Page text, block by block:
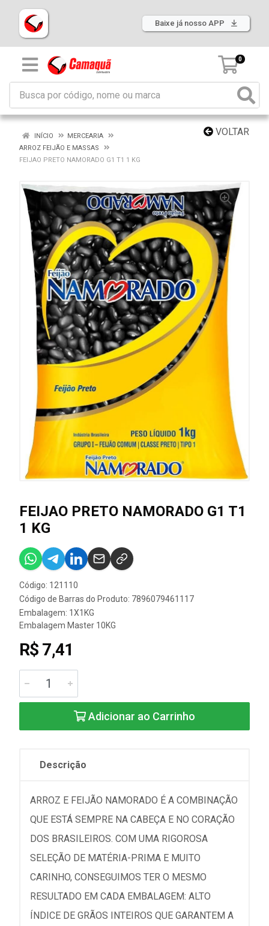
Baixe já nosso APP
0
VOLTAR
INÍCIO
MERCEARIA
ARROZ FEIJÃO E MASSAS
FEIJAO PRETO NAMORADO G1 T1 1 KG
FEIJAO PRETO NAMORADO G1 T1
1 KG
Código: 121110
Código de Barras do Produto: 7896079461117
Embalagem: 1X1KG
Embalagem Master 10KG
R$ 7,41
Adicionar ao Carrinho
Descrição
ARROZ E FEIJÃO NAMORADO É A COMBINAÇÃO
QUE ESTÁ SEMPRE NA CABEÇA E NO CORAÇÃO
DOS BRASILEIROS. COM UMA RIGOROSA
SELEÇÃO DE MATÉRIA-PRIMA E MUITO
CARINHO, CONSEGUIMOS TER O MESMO
RESULTADO EM CADA EMBALAGEM: ALTO
ÍNDICE DE GRÃOS INTEIROS QUE GARANTEM A